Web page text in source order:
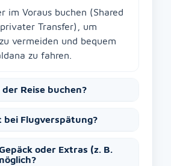
im Voraus buchen (Shared
Transfer), um
vermeiden und bequem
zu fahren.
Reise buchen?
bei Flugverspätung?
oder Extras (z. B.